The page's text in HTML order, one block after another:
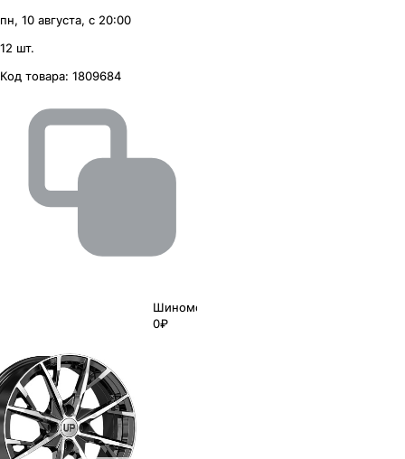
пн, 10 августа, с 20:00
12 шт.
Код товара: 1809684
Шиномонтаж
0₽